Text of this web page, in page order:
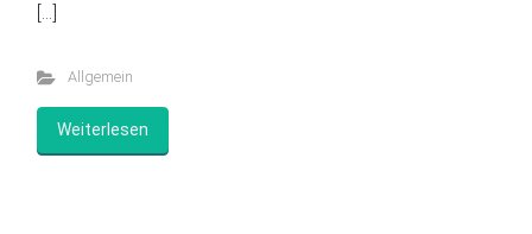
[…]
Allgemein
Weiterlesen